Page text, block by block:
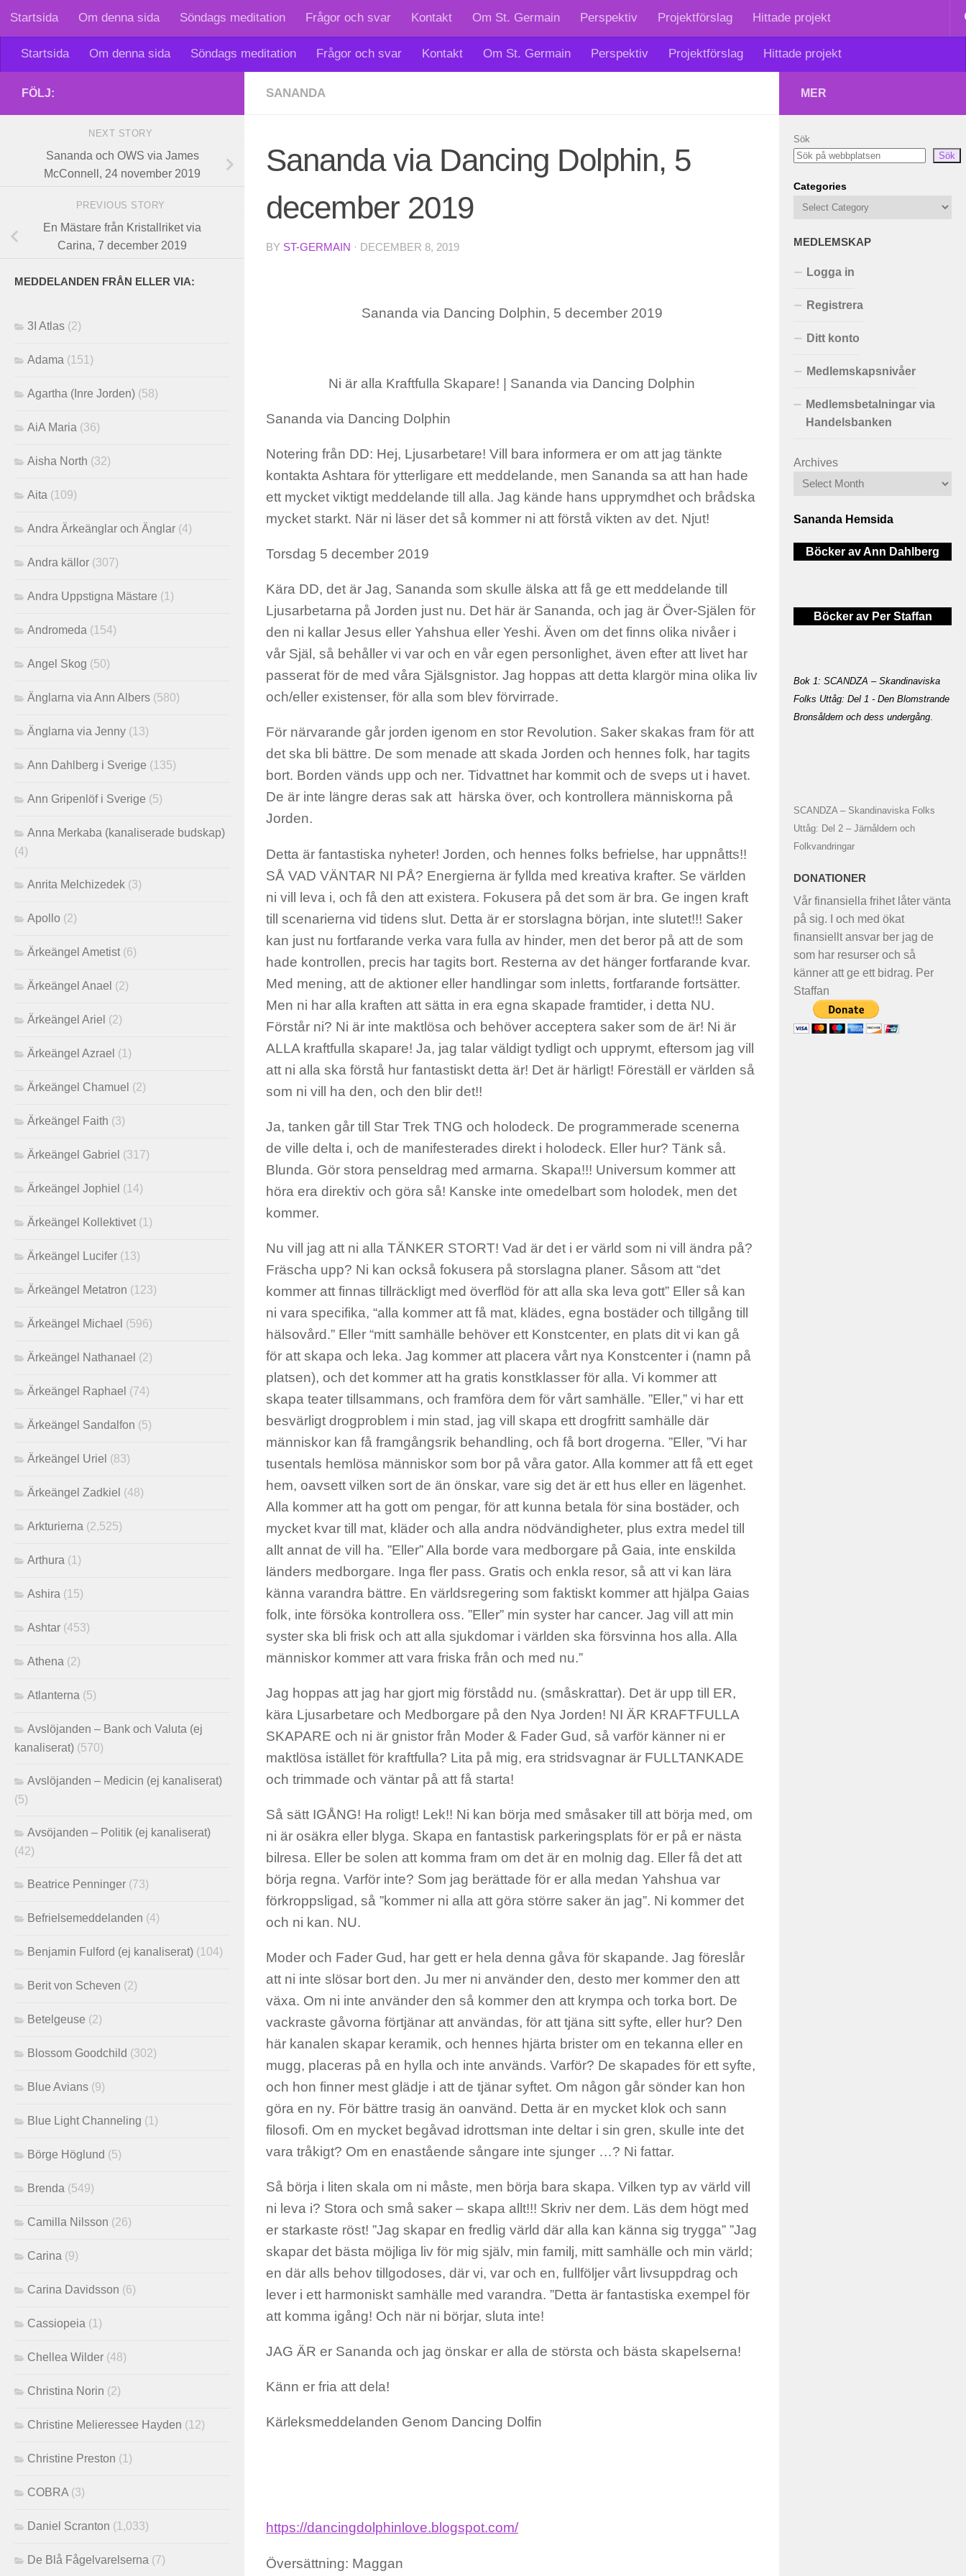
Skip to content
Startsida Om denna sida Söndags meditation Frågor och svar Kontakt Om St. Germain Perspektiv Projektförslag Hittade projekt
Startsida Om denna sida Söndags meditation Frågor och svar Kontakt Om St. Germain Perspektiv Projektförslag Hittade projekt
SANANDA
Sananda via Dancing Dolphin, 5
december 2019
BY ST-GERMAIN · DECEMBER 8, 2019
Sananda via Dancing Dolphin, 5 december 2019
Ni är alla Kraftfulla Skapare! | Sananda via Dancing Dolphin
Sananda via Dancing Dolphin
Notering från DD: Hej, Ljusarbetare! Vill bara informera er om att jag tänkte
kontakta Ashtara för ytterligare ett meddelande, men Sananda sa att han hade
ett mycket viktigt meddelande till alla. Jag kände hans upprymdhet och brådska
mycket starkt. När ni läser det så kommer ni att förstå vikten av det. Njut!
Torsdag 5 december 2019
Kära DD, det är Jag, Sananda som skulle älska att få ge ett meddelande till
Ljusarbetarna på Jorden just nu. Det här är Sananda, och jag är Över-Själen för
den ni kallar Jesus eller Yahshua eller Yeshi. Även om det finns olika nivåer i
vår Själ, så behåller vi var och en vår egen personlighet, även efter att livet har
passerat för de med våra Själsgnistor. Jag hoppas att detta klargör mina olika liv
och/eller existenser, för alla som blev förvirrade.
För närvarande går jorden igenom en stor Revolution. Saker skakas fram för att
det ska bli bättre. De som menade att skada Jorden och hennes folk, har tagits
bort. Borden vänds upp och ner. Tidvattnet har kommit och de sveps ut i havet.
De är inte längre deras sak att härska över, och kontrollera människorna på
Jorden.
Detta är fantastiska nyheter! Jorden, och hennes folks befrielse, har uppnåtts!!
SÅ VAD VÄNTAR NI PÅ? Energierna är fyllda med kreativa krafter. Se världen
ni vill leva i, och få den att existera. Fokusera på det som är bra. Ge ingen kraft
till scenarierna vid tidens slut. Detta är er storslagna början, inte slutet!!! Saker
kan just nu fortfarande verka vara fulla av hinder, men det beror på att de som
hade kontrollen, precis har tagits bort. Resterna av det hänger fortfarande kvar.
Med mening, att de aktioner eller handlingar som inletts, fortfarande fortsätter.
Men ni har alla kraften att sätta in era egna skapade framtider, i detta NU.
Förstår ni? Ni är inte maktlösa och behöver acceptera saker som de är! Ni är
ALLA kraftfulla skapare! Ja, jag talar väldigt tydligt och upprymt, eftersom jag vill
att ni alla ska förstå hur fantastiskt detta är! Det är härligt! Föreställ er världen så
som ni vill ha den, och den blir det!!
Ja, tanken går till Star Trek TNG och holodeck. De programmerade scenerna
de ville delta i, och de manifesterades direkt i holodeck. Eller hur? Tänk så.
Blunda. Gör stora penseldrag med armarna. Skapa!!! Universum kommer att
höra era direktiv och göra så! Kanske inte omedelbart som holodek, men det
kommer.
Nu vill jag att ni alla TÄNKER STORT! Vad är det i er värld som ni vill ändra på?
Fräscha upp? Ni kan också fokusera på storslagna planer. Såsom att “det
kommer att finnas tillräckligt med överflöd för att alla ska leva gott” Eller så kan
ni vara specifika, “alla kommer att få mat, klädes, egna bostäder och tillgång till
hälsovård.” Eller “mitt samhälle behöver ett Konstcenter, en plats dit vi kan gå
för att skapa och leka. Jag kommer att placera vårt nya Konstcenter i (namn på
platsen), och det kommer att ha gratis konstklasser för alla. Vi kommer att
skapa teater tillsammans, och framföra dem för vårt samhälle. ”Eller,” vi har ett
besvärligt drogproblem i min stad, jag vill skapa ett drogfritt samhälle där
människor kan få framgångsrik behandling, och få bort drogerna. ”Eller, ”Vi har
tusentals hemlösa människor som bor på våra gator. Alla kommer att få ett eget
hem, oavsett vilken sort de än önskar, vare sig det är ett hus eller en lägenhet.
Alla kommer att ha gott om pengar, för att kunna betala för sina bostäder, och
mycket kvar till mat, kläder och alla andra nödvändigheter, plus extra medel till
allt annat de vill ha. ”Eller” Alla borde vara medborgare på Gaia, inte enskilda
länders medborgare. Inga fler pass. Gratis och enkla resor, så att vi kan lära
känna varandra bättre. En världsregering som faktiskt kommer att hjälpa Gaias
folk, inte försöka kontrollera oss. ”Eller” min syster har cancer. Jag vill att min
syster ska bli frisk och att alla sjukdomar i världen ska försvinna hos alla. Alla
människor kommer att vara friska från och med nu.”
Jag hoppas att jag har gjort mig förstådd nu. (småskrattar). Det är upp till ER,
kära Ljusarbetare och Medborgare på den Nya Jorden! NI ÄR KRAFTFULLA
SKAPARE och ni är gnistor från Moder & Fader Gud, så varför känner ni er
maktlösa istället för kraftfulla? Lita på mig, era stridsvagnar är FULLTANKADE
och trimmade och väntar på att få starta!
Så sätt IGÅNG! Ha roligt! Lek!! Ni kan börja med småsaker till att börja med, om
ni är osäkra eller blyga. Skapa en fantastisk parkeringsplats för er på er nästa
bilresa. Eller be solen att komma fram om det är en molnig dag. Eller få det att
börja regna. Varför inte? Som jag berättade för er alla medan Yahshua var
förkroppsligad, så ”kommer ni alla att göra större saker än jag”. Ni kommer det
och ni kan. NU.
Moder och Fader Gud, har gett er hela denna gåva för skapande. Jag föreslår
att ni inte slösar bort den. Ju mer ni använder den, desto mer kommer den att
växa. Om ni inte använder den så kommer den att krympa och torka bort. De
vackraste gåvorna förtjänar att användas, för att tjäna sitt syfte, eller hur? Den
här kanalen skapar keramik, och hennes hjärta brister om en tekanna eller en
mugg, placeras på en hylla och inte används. Varför? De skapades för ett syfte,
och hon finner mest glädje i att de tjänar syftet. Om någon går sönder kan hon
göra en ny. För bättre trasig än oanvänd. Detta är en mycket klok och sann
filosofi. Om en mycket begåvad idrottsman inte deltar i sin gren, skulle inte det
vara tråkigt? Om en enastående sångare inte sjunger …? Ni fattar.
Så börja i liten skala om ni måste, men börja bara skapa. Vilken typ av värld vill
ni leva i? Stora och små saker – skapa allt!!! Skriv ner dem. Läs dem högt med
er starkaste röst! ”Jag skapar en fredlig värld där alla kan känna sig trygga” ”Jag
skapar det bästa möjliga liv för mig själv, min familj, mitt samhälle och min värld;
en där alls behov tillgodoses, där vi, var och en, fullföljer vårt livsuppdrag och
lever i ett harmoniskt samhälle med varandra. ”Detta är fantastiska exempel för
att komma igång! Och när ni börjar, sluta inte!
JAG ÄR er Sananda och jag önskar er alla de största och bästa skapelserna!
Känn er fria att dela!
Kärleksmeddelanden Genom Dancing Dolfin
https://dancingdolphinlove.blogspot.com/
Översättning: Maggan
FÖLJ:
NEXT STORY
Sananda och OWS via James
McConnell, 24 november 2019
PREVIOUS STORY
En Mästare från Kristallriket via
Carina, 7 december 2019
MEDDELANDEN FRÅN ELLER VIA:
3I Atlas (2)
Adama (151)
Agartha (Inre Jorden) (58)
AiA Maria (36)
Aisha North (32)
Aita (109)
Andra Ärkeänglar och Änglar (4)
Andra källor (307)
Andra Uppstigna Mästare (1)
Andromeda (154)
Angel Skog (50)
Änglarna via Ann Albers (580)
Änglarna via Jenny (13)
Ann Dahlberg i Sverige (135)
Ann Gripenlöf i Sverige (5)
Anna Merkaba (kanaliserade budskap)
(4)
Anrita Melchizedek (3)
Apollo (2)
Ärkeängel Ametist (6)
Ärkeängel Anael (2)
Ärkeängel Ariel (2)
Ärkeängel Azrael (1)
Ärkeängel Chamuel (2)
Ärkeängel Faith (3)
Ärkeängel Gabriel (317)
Ärkeängel Jophiel (14)
Ärkeängel Kollektivet (1)
Ärkeängel Lucifer (13)
Ärkeängel Metatron (123)
Ärkeängel Michael (596)
Ärkeängel Nathanael (2)
Ärkeängel Raphael (74)
Ärkeängel Sandalfon (5)
Ärkeängel Uriel (83)
Ärkeängel Zadkiel (48)
Arkturierna (2,525)
Arthura (1)
Ashira (15)
Ashtar (453)
Athena (2)
Atlanterna (5)
Avslöjanden – Bank och Valuta (ej
kanaliserat) (570)
Avslöjanden – Medicin (ej kanaliserat)
(5)
Avsöjanden – Politik (ej kanaliserat)
(42)
Beatrice Penninger (73)
Befrielsemeddelanden (4)
Benjamin Fulford (ej kanaliserat) (104)
Berit von Scheven (2)
Betelgeuse (2)
Blossom Goodchild (302)
Blue Avians (9)
Blue Light Channeling (1)
Börge Höglund (5)
Brenda (549)
Camilla Nilsson (26)
Carina (9)
Carina Davidsson (6)
Cassiopeia (1)
Chellea Wilder (48)
Christina Norin (2)
Christine Melieressee Hayden (12)
Christine Preston (1)
COBRA (3)
Daniel Scranton (1,033)
De Blå Fågelvarelserna (7)
MER
Sök
Sök
Categories
MEDLEMSKAP
Logga in
Registrera
Ditt konto
Medlemskapsnivåer
Medlemsbetalningar via
Handelsbanken
Archives
Sananda Hemsida
Böcker av Ann Dahlberg
Böcker av Per Staffan
Bok 1: SCANDZA – Skandinaviska
Folks Uttåg: Del 1 - Den Blomstrande
Bronsåldern och dess undergång.
SCANDZA – Skandinaviska Folks
Uttåg: Del 2 – Järnåldern och
Folkvandringar
DONATIONER
Vår finansiella frihet låter vänta
på sig. I och med ökat
finansiellt ansvar ber jag de
som har resurser och så
känner att ge ett bidrag. Per
Staffan